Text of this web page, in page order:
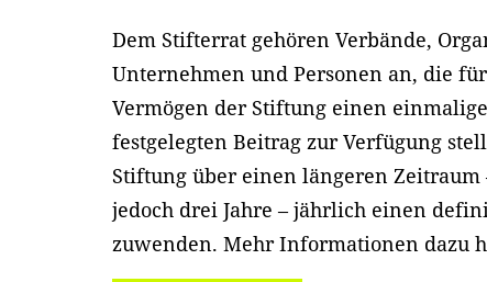
Dem Stifterrat gehören Verbände,
Unternehmen und Personen an, die
Vermögen der Stiftung einen
festgelegten Beitrag zur Verfügung
Stiftung über einen längeren Zeitraum
jedoch drei Jahre – jährlich einen
zuwenden. Mehr Informationen dazu